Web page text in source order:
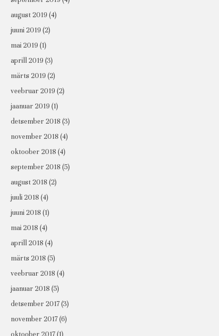
august 2019 (4)
juuni 2019 (2)
mai 2019 (1)
aprill 2019 (3)
märts 2019 (2)
veebruar 2019 (2)
jaanuar 2019 (1)
detsember 2018 (3)
november 2018 (4)
oktoober 2018 (4)
september 2018 (5)
august 2018 (2)
juuli 2018 (4)
juuni 2018 (1)
mai 2018 (4)
aprill 2018 (4)
märts 2018 (5)
veebruar 2018 (4)
jaanuar 2018 (5)
detsember 2017(3)
november 2017(6)